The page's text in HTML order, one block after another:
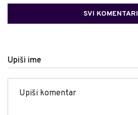
SVI KOMENTARI
Upiši ime